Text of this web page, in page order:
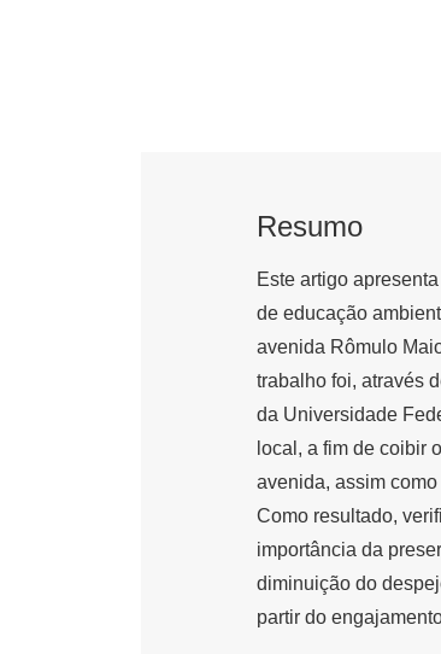
Resumo
Este artigo
de educação
avenida Rômulo
trabalho foi, através
da Universidade
local, a fim de coibir
avenida, assim
Como resultado,
importância da
diminuição do
partir do